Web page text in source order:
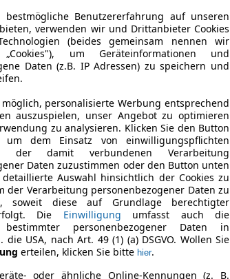
Benutzererfahrung auf unseren
verwenden wir und Drittanbieter Cookies
(beides gemeinsam nennen wir
„Cookies"), um Geräteinformationen und
Daten (z.B. IP Adressen) zu speichern und
personalisierte Werbung entsprechend
auszuspielen, unser Angebot zu optimieren
zu analysieren. Klicken Sie den Button
um dem Einsatz von einwilligungspflichten
der damit verbundenen Verarbeitung
Daten zuzustimmen oder den Button unten
Auswahl hinsichtlich der Cookies zu
der Verarbeitung personenbezogener Daten zu
soweit diese auf Grundlage berechtigter
Die Einwilligung umfasst auch die
bestimmter personenbezogener Daten in
die USA, nach Art. 49 (1) (a) DSGVO. Wollen Sie
erteilen, klicken Sie bitte hier.
oder ähnliche Online-Kennungen (z. B.